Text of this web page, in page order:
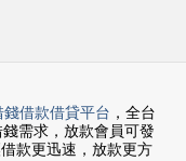
錢借款借貸平台 ，全台
需求，放款會員可發
款更迅速，放款更方